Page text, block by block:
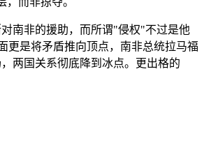
南非的援助，而所谓"侵权"不过是他
更是将矛盾推向顶点，南非总统拉马福
两国关系彻底降到冰点。更出格的